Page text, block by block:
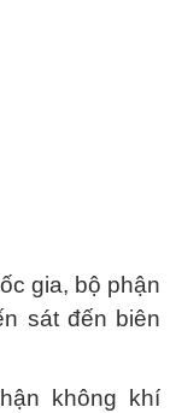
gia, bộ phận
sát đến biên
không khí